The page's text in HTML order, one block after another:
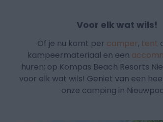
Voor elk wat wils!
Of je nu komt per camper, tent
kampeermateriaal en een
huren; op Kompas Beach Resorts
voor elk wat wils! Geniet van een
onze camping in